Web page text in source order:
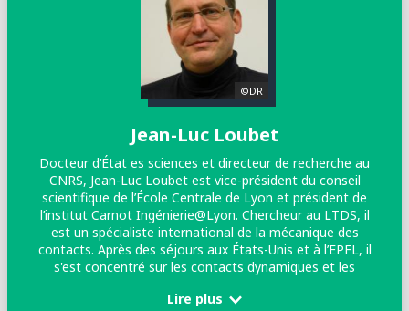
©DR
Jean-Luc Loubet
Docteur d’État es sciences et directeur de recherche au
CNRS, Jean-Luc Loubet est vice-président du conseil
scientifique de l’École Centrale de Lyon et président de
l’institut Carnot Ingénierie@Lyon. Chercheur au LTDS, il
est un spécialiste international de la mécanique des
contacts. Après des séjours aux États-Unis et à l’EPFL, il
s'est concentré sur les contacts dynamiques et les
expérimentale combine ressources académiques et
Lire plus